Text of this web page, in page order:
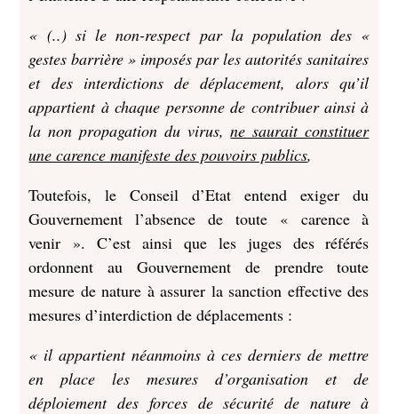
« (..) si le non-respect par la population des «
gestes barrière » imposés par les autorités sanitaires
et des interdictions de déplacement, alors qu’il
appartient à chaque personne de contribuer ainsi à
la non propagation du virus,ne saurait constituer
une carence manifeste des pouvoirs publics,
Toutefois, le Conseil d’Etat entend exiger du
Gouvernement l’absence de toute « carence à
venir ». C’est ainsi que les juges des référés
ordonnent au Gouvernement de prendre toute
mesure de nature à assurer la sanction effective des
mesures d’interdiction de déplacements :
« il appartient néanmoins à ces derniers de mettre
en place les mesures d’organisation et de
déploiement des forces de sécurité de nature à